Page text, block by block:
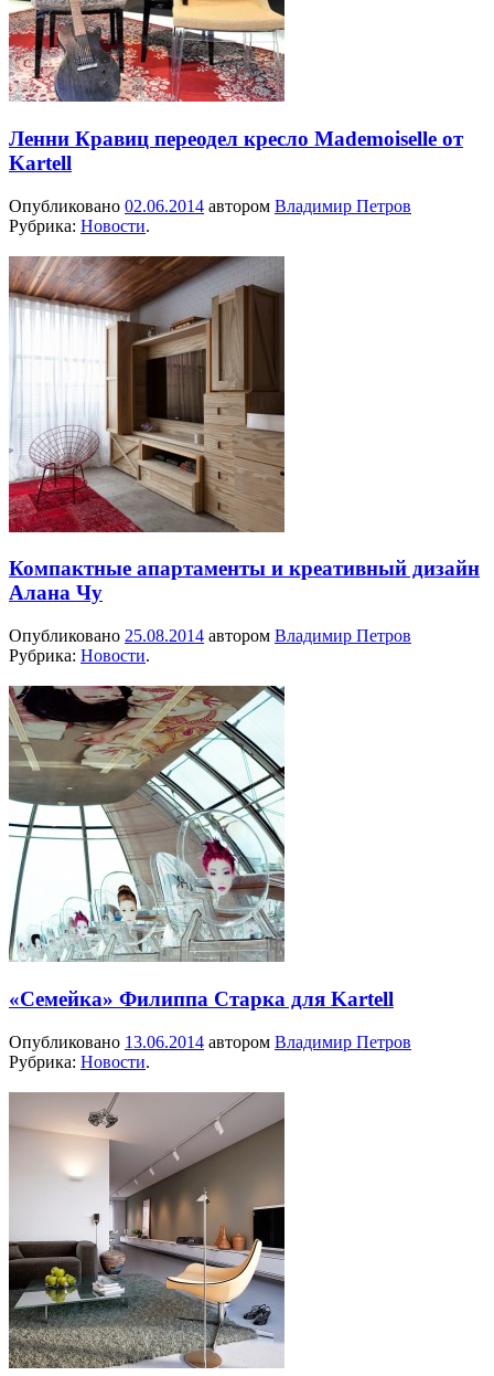
Ленни Кравиц переодел кресло Mademoiselle от
Kartell
Опубликовано 02.06.2014 автором Владимир Петров
Рубрика: Новости.
Компактные апартаменты и креативный дизайн
Алана Чу
Опубликовано 25.08.2014 автором Владимир Петров
Рубрика: Новости.
«Семейка» Филиппа Старка для Kartell
Опубликовано 13.06.2014 автором Владимир Петров
Рубрика: Новости.